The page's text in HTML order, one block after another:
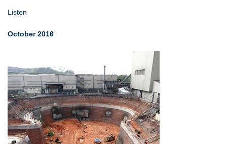
Listen
October 2016